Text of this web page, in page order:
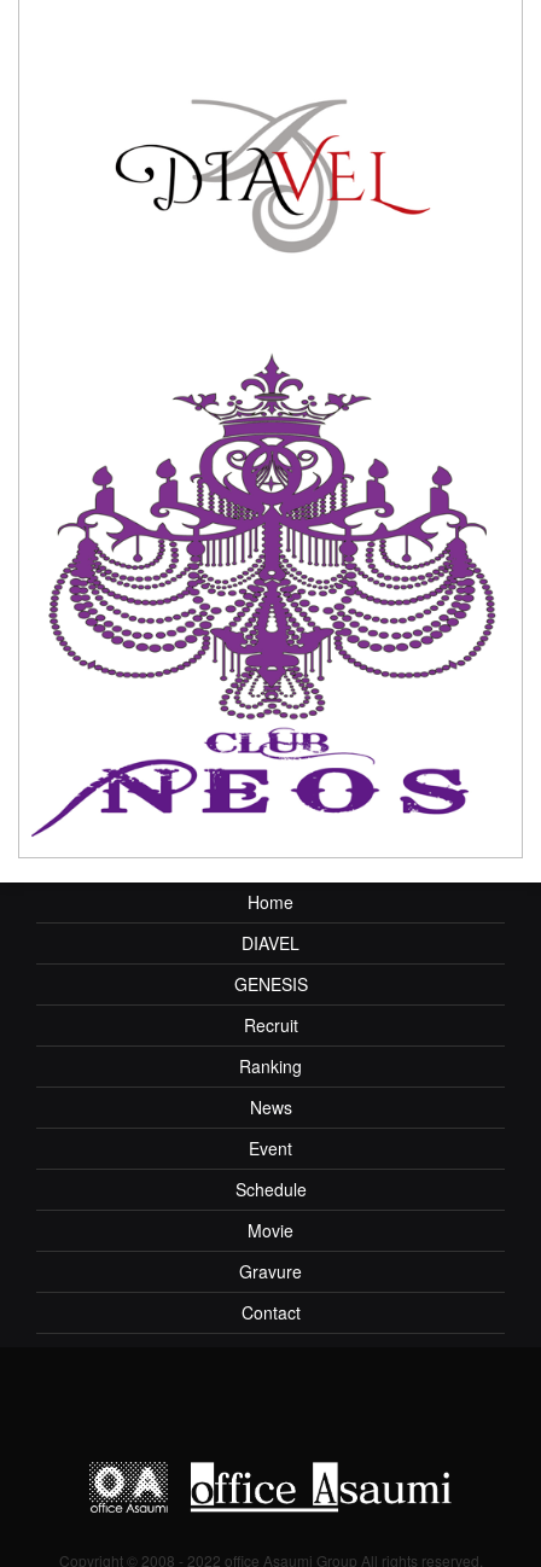
Home
DIAVEL
GENESIS
Recruit
Ranking
News
Event
Schedule
Movie
Gravure
Contact
Copyright © 2008 - 2022 office Asaumi Group All rights reserved.